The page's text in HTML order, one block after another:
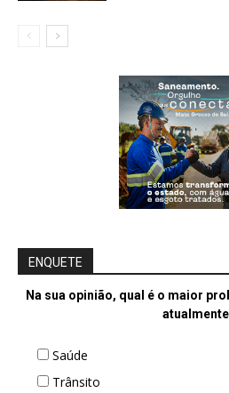
ENQUETE
Na sua opinião, qual é o maior
Saúde
Trânsito